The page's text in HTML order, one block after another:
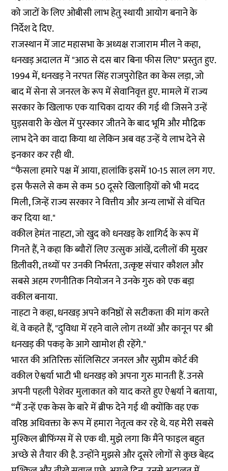
को जाटों के लिए ओबीसी लाभ हेतु स्थायी आयोग बनाने के
निर्देश दे दिए.
राजस्थान में जाट महासभा के अध्यक्ष राजाराम मील ने कहा,
धनखड़ अदालत में "आठ से दस बार बिना फीस लिए" प्रस्तुत हुए.
1994 में, धनखड़ ने नरपत सिंह राजपुरोहित का केस लड़ा, जो
बाद में सेना से जनरल के रूप में सेवानिवृत्त हुए. मामले में राज्य
सरकार के खिलाफ एक याचिका दायर की गई थी जिसने उन्हें
घुड़सवारी के खेल में पुरस्कार जीतने के बाद भूमि और मौद्रिक
लाभ देने का वादा किया था लेकिन अब वह उन्हें ये लाभ देने से
इनकार कर रही थी.
“फैसला हमारे पक्ष में आया, हालांकि इसमें 10-15 साल लग गए.
इस फैसले से कम से कम 50 दूसरे खिलाड़ियों को भी मदद
मिली, जिन्हें राज्य सरकार ने वित्तीय और अन्य लाभों से वंचित
कर दिया था."
वकील हेमंत नाहटा, जो खुद को धनखड़ के शागिर्द के रूप में
गिनते हैं, ने कहा कि ब्यौरों लिए उत्सुक आंखें, दलीलों की मुखर
डिलीवरी, तथ्यों पर उनकी निर्भरता, उत्कृष्ट संचार कौशल और
सबसे अहम रणनीतिक नियोजन ने उनके गुरु को एक बड़ा
वकील बनाया.
नाहटा ने कहा, धनखड़ अपने कनिष्ठों से सटीकता की मांग करते
थें. वे कहते हैं, "दुविधा में रहने वाले लोग तथ्यों और कानून पर श्री
धनखड़ की पकड़ के आगे खामोश ही रहेंगे."
भारत की अतिरिक्त सॉलिसिटर जनरल और सुप्रीम कोर्ट की
वकील ऐश्वर्या भाटी भी धनखड़ को अपना गुरु मानती हैं. उनसे
अपनी पहली पेशेवर मुलाकात को याद करते हुए ऐश्वर्या ने बताया,
“मैं उन्हें एक केस के बारे में ब्रीफ देने गई थी क्योंकि वह एक
वरिष्ठ अधिवक्ता के रूप में हमारा नेतृत्व कर रहे थे. यह मेरी सबसे
मुश्किल ब्रीफिंग्स में से एक थी. मुझे लगा कि मैंने फाइल बहुत
अच्छे से तैयार की है. उन्होंने मुझसे और दूसरे लोगों से कुछ बेहद